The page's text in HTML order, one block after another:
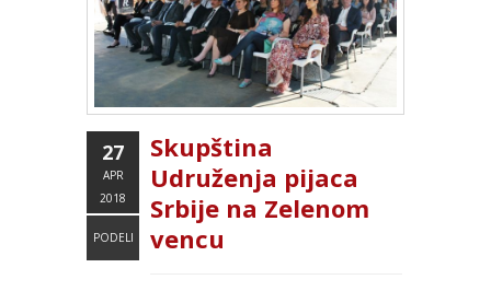
27
APR
2018
PODELI
Skupština
Udruženja pijaca
Srbije na Zelenom
vencu